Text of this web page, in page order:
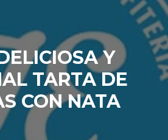
Y
TARTA DE
CON NATA